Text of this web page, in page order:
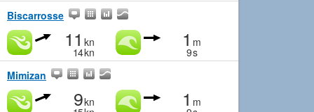
Biscarrosse
11 kn
14kn
1 m
9s
Mimizan
9kn 1 m